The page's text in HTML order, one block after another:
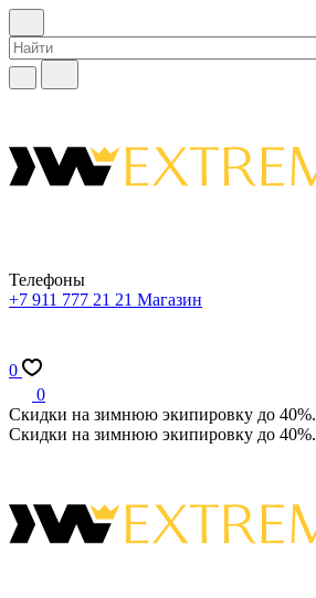
Телефоны
+7 911 777 21 21 Магазин
0
0
Скидки на зимнюю экипировку до 40%.
Скидки на зимнюю экипировку до 40%.